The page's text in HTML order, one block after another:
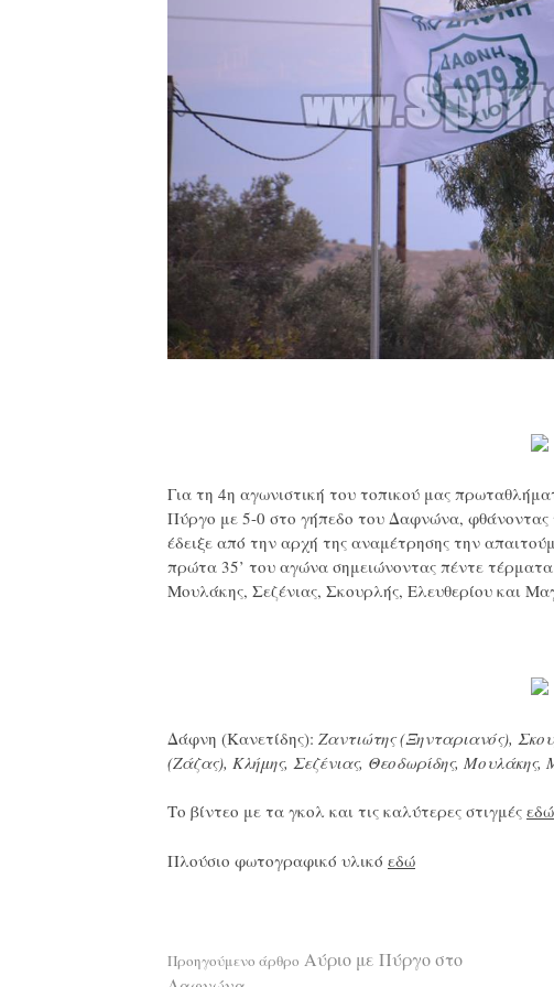
Για τη 4η αγωνιστική του τοπικού μας
Πύργο με 5-0 στο γήπεδο του Δαφνώνα,
έδειξε από την αρχή της αναμέτρησης την
πρώτα 35’ του αγώνα σημειώνοντας πέντε
Μουλάκης, Σεζένιας, Σκουρλής, Ελευθερίου και
Δάφνη (Κανετίδης): Ζαντιώτης (Ξηνταριανός),
(Ζάζας), Κλήμης, Σεζένιας, Θεοδωρίδης, Μουλάκης,
Το βίντεο με τα γκολ και τις καλύτερες στιγμές εδώ
Πλούσιο φωτογραφικό υλικό εδώ
Προηγούμενο άρθρο Αύριο με Πύργο στο